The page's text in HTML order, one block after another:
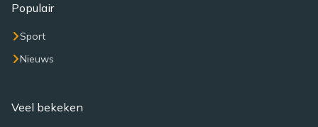
Populair
Sport
Nieuws
Veel bekeken